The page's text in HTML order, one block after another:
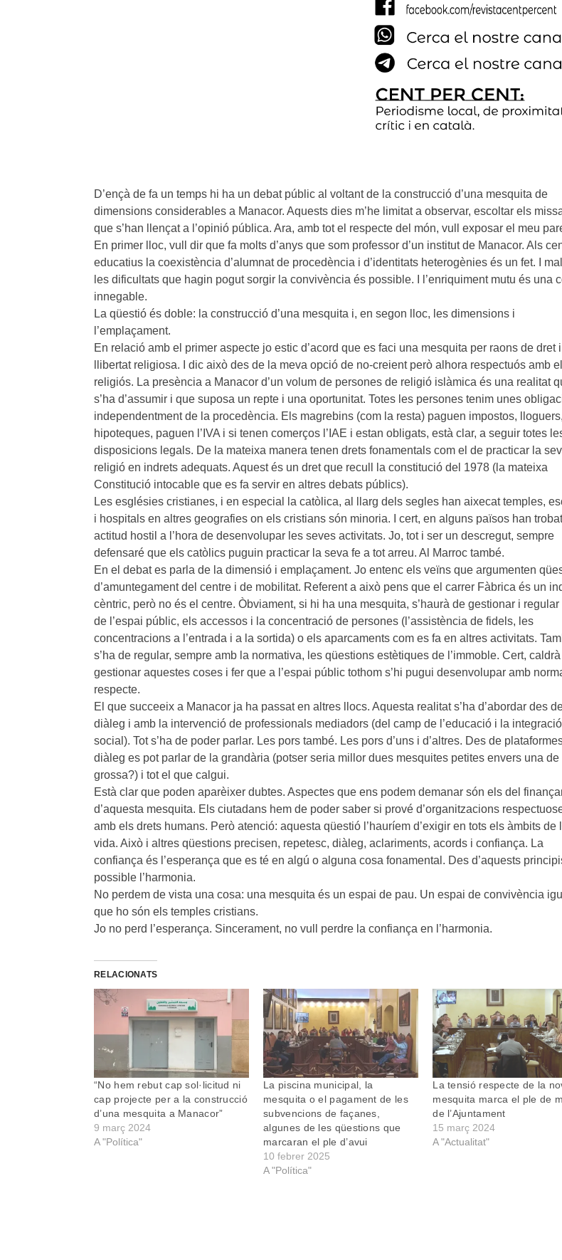
D’ençà de fa un temps hi ha un debat públic al voltant de la construcció d’una mesquita de
dimensions considerables a Manacor. Aquests dies m’he limitat a observar, escoltar els
que s’han llençat a l’opinió pública. Ara, amb tot el respecte del món, vull exposar el meu
En primer lloc, vull dir que fa molts d’anys que som professor d’un institut de Manacor. Als
educatius la coexistència d’alumnat de procedència i d’identitats heterogènies és un fet. I
les dificultats que hagin pogut sorgir la convivència és possible. I l’enriquiment mutu és una
innegable.
La qüestió és doble: la construcció d’una mesquita i, en segon lloc, les dimensions i
l’emplaçament.
En relació amb el primer aspecte jo estic d’acord que es faci una mesquita per raons de dret i
llibertat religiosa. I dic això des de la meva opció de no-creient però alhora respectuós amb
religiós. La presència a Manacor d’un volum de persones de religió islàmica és una realitat
s’ha d’assumir i que suposa un repte i una oportunitat. Totes les persones tenim unes
independentment de la procedència. Els magrebins (com la resta) paguen impostos, lloguers,
hipoteques, paguen l’IVA i si tenen comerços l’IAE i estan obligats, està clar, a seguir totes
disposicions legals. De la mateixa manera tenen drets fonamentals com el de practicar la
religió en indrets adequats. Aquest és un dret que recull la constitució del 1978 (la mateixa
Constitució intocable que es fa servir en altres debats públics).
Les esglésies cristianes, i en especial la catòlica, al llarg dels segles han aixecat temples,
i hospitals en altres geografies on els cristians són minoria. I cert, en alguns països han
actitud hostil a l’hora de desenvolupar les seves activitats. Jo, tot i ser un descregut, sempre
defensaré que els catòlics puguin practicar la seva fe a tot arreu. Al Marroc també.
En el debat es parla de la dimensió i emplaçament. Jo entenc els veïns que argumenten
d’amuntegament del centre i de mobilitat. Referent a això pens que el carrer Fàbrica és un
cèntric, però no és el centre. Òbviament, si hi ha una mesquita, s’haurà de gestionar i regular
de l’espai públic, els accessos i la concentració de persones (l’assistència de fidels, les
concentracions a l’entrada i a la sortida) o els aparcaments com es fa en altres activitats.
s’ha de regular, sempre amb la normativa, les qüestions estètiques de l’immoble. Cert, caldrà
gestionar aquestes coses i fer que a l’espai públic tothom s’hi pugui desenvolupar amb
respecte.
El que succeeix a Manacor ja ha passat en altres llocs. Aquesta realitat s’ha d’abordar des
diàleg i amb la intervenció de professionals mediadors (del camp de l’educació i la integració
social). Tot s’ha de poder parlar. Les pors també. Les pors d’uns i d’altres. Des de
diàleg es pot parlar de la grandària (potser seria millor dues mesquites petites envers una de
grossa?) i tot el que calgui.
Està clar que poden aparèixer dubtes. Aspectes que ens podem demanar són els del
d’aquesta mesquita. Els ciutadans hem de poder saber si prové d’organitzacions
amb els drets humans. Però atenció: aquesta qüestió l’hauríem d’exigir en tots els àmbits de
vida. Això i altres qüestions precisen, repetesc, diàleg, aclariments, acords i confiança. La
confiança és l’esperança que es té en algú o alguna cosa fonamental. Des d’aquests
possible l’harmonia.
No perdem de vista una cosa: una mesquita és un espai de pau. Un espai de convivència
que ho són els temples cristians.
Jo no perd l’esperança. Sincerament, no vull perdre la confiança en l’harmonia.
RELACIONATS
“No hem rebut cap sol·licitud ni
cap projecte per a la construcció
d’una mesquita a Manacor”
9 març 2024
A "Política"
La piscina municipal, la
mesquita o el pagament de les
subvencions de façanes,
algunes de les qüestions que
marcaran el ple d’avui
10 febrer 2025
A "Política"
La tensió respecte de la
mesquita marca el ple de
de l’Ajuntament
15 març 2024
A "Actualitat"